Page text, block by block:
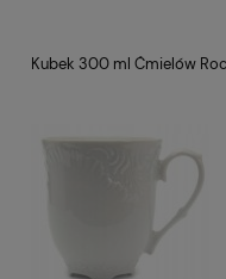
Kubek 300 ml Ćmielów